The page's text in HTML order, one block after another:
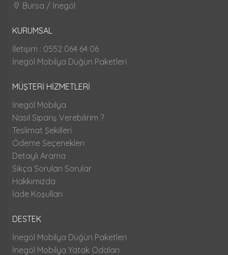
Bursa / İnegöl
KURUMSAL
İletişim : 0552 064 64 06
İnegöl Mobilya Düğün Paketleri
MÜŞTERİ HİZMETLERİ
İnegöl Mobilya
Nasıl Sipariş Verebilirim ?
Teslimat Şekilleri
Ödeme Seçenekleri
Detaylı Arama
Sıkça Sorulan Sorular
Hakkımızda
İade Koşulları
DESTEK
İnegöl Mobilya Düğün Paketleri
İnegöl Mobilya Yatak Odaları